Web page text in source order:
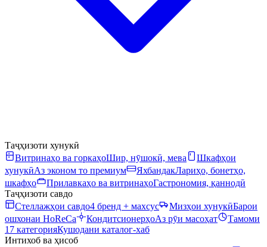
Таҷҳизоти хунукӣ
Витринаҳо ва горкаҳоШир, нӯшокӣ, мева
Шкафҳои
хунукӣАз эконом то премиум ЯхбандакЛариҳо, бонетҳо,
шкафҳо
Прилавкаҳо ва витринаҳоГастрономия, қаннодӣ
Таҷҳизоти савдо
Стеллажҳои савдо4 бренд + махсус Мизҳои хунукӣБарои
ошхонаи HoReCa
КондитсионерҳоАз рӯи масоҳат
Тамоми
17 категорияКушодани каталог-хаб
Интихоб ва ҳисоб